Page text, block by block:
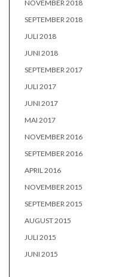
NOVEMBER 2018
SEPTEMBER 2018
JULI 2018
JUNI 2018
SEPTEMBER 2017
JULI 2017
JUNI 2017
MAI 2017
NOVEMBER 2016
SEPTEMBER 2016
APRIL 2016
NOVEMBER 2015
SEPTEMBER 2015
AUGUST 2015
JULI 2015
JUNI 2015